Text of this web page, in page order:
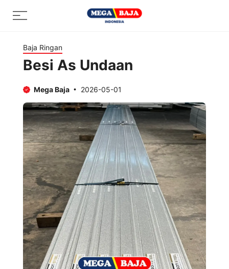
Menu
Baja Ringan
Besi As Undaan
Mega Baja 2026-05-01